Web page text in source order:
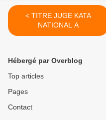
< TITRE JUGE KATA
NATIONAL A
Hébergé par Overblog
Top articles
Pages
Contact